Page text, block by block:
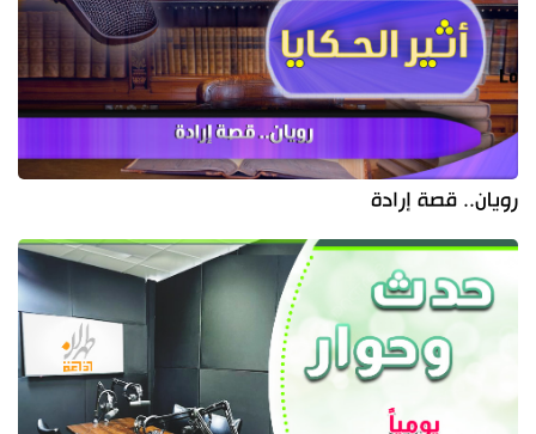
رويان.. قصة إرادة